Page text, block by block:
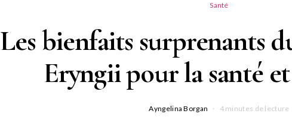
Santé
Les bienfaits surprenants
Eryngii pour la santé
Ayngelina Borgan 4 minutes de lecture